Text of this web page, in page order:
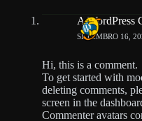
A WordPress
SETEMBRO 16,
Hi, this is a comment.
To get started with
deleting comments,
screen in the
Commenter avatars